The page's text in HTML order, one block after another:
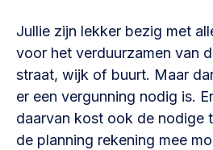
Organisatie en beheer
Bestuur, horeca, evenementen,
Vrijwilligers en medewerkers
Werving, contracten en
>
Contact
Nieuws
Opinie
Bijeenkomsten
Jullie zijn lekker bezig met
voor het verduurzamen van
straat, wijk of buurt. Maar
er een vergunning nodig is.
daarvan kost ook de nodige
de planning rekening mee